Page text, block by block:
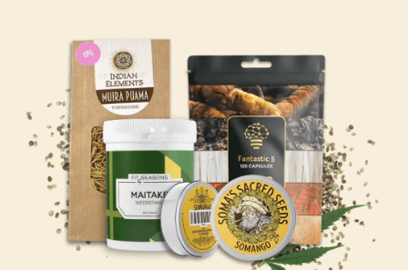
gekozen
de
productpagina